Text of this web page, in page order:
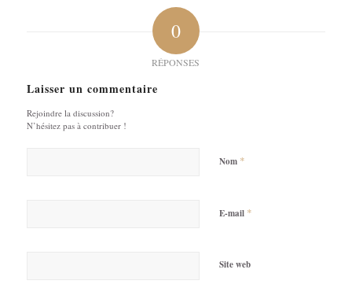
0
RÉPONSES
Laisser un commentaire
Rejoindre la discussion?
N’hésitez pas à contribuer !
Nom *
E-mail *
Site web